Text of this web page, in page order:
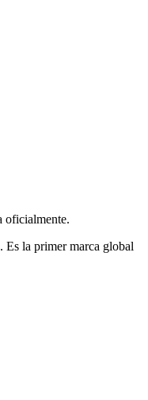
oficialmente.
Es la primer marca global